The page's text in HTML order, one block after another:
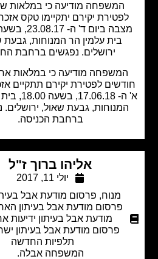
המשפחה מודיעה כי במלאות שלושים
יקירם יתקיימו טקס אזכרה וגילוי
מצבה ביום ד' ה- 23.08.17, בשעה 17.30,
בית עלמין הר המנוחות, גבעת שאול,
ירושלים. נפגשים ברחבת החניה.
מודיעה כי במלאות אחד עשר
לפטירת יקירם תתקיים אזכרה
א' ה- 17.06.18, בשעה 18.00, בית
גבעת שאול, ירושלים. נפגשים
ברחבת הכניסה.
אליהו ברוך ז"ל
פרסום מודעת אבל בעיתון
פרסום מודעת אבל בעיתון הארץ,
מודעת אבל בעיתון ידיעות אחרונות,
פרסום מודעת אבל בעיתון ישראל
תלפיות החדשה
המשפחה אבלה.